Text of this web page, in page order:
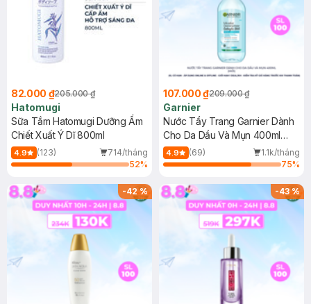
82.000 ₫205.000 ₫
Hatomugi
Sữa Tắm Hatomugi Dưỡng Ẩm
Chiết Xuất Ý Dĩ 800ml
4.9 (123)
714/tháng
52%
107.000 ₫209.000 ₫
Garnier
Nước Tẩy Trang Garnier Dành
Cho Da Dầu Và Mụn 400ml
(Mới)
4.9 (69)
1.1k/tháng
75%
-42% -43%